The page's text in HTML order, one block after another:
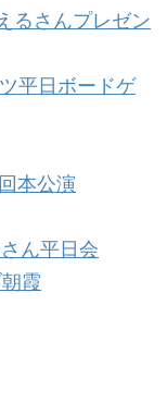
るさんプレゼン
平日ボードゲ
本公演
ん平日会
霞